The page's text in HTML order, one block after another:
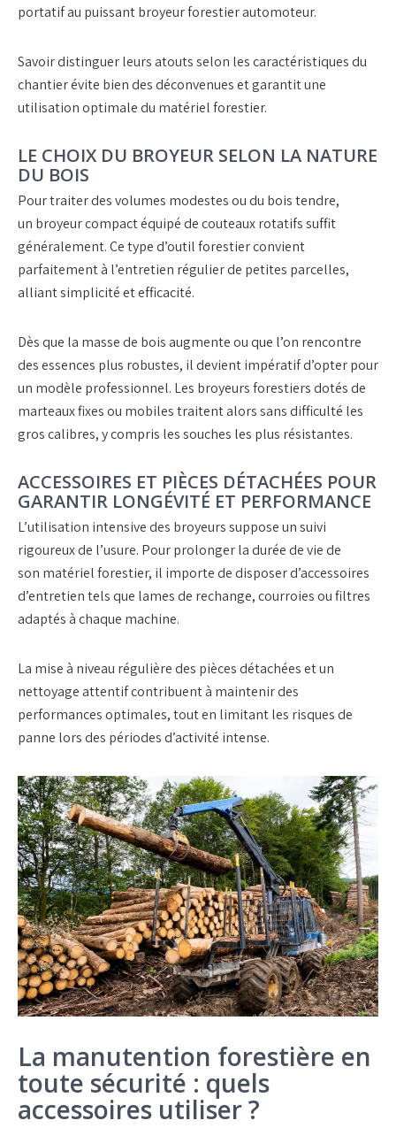
portatifau puissantbroyeur forestier automoteur.
Savoir distinguer leurs atouts selon les caractéristiques du
chantier évite bien des déconvenues et garantit une
utilisation optimale du matériel forestier.
LE CHOIX DU BROYEUR SELON LA NATURE
DU BOIS
Pour traiter des volumes modestes ou du bois tendre,
un broyeur compact équipé de couteaux rotatifssuffit
généralement. Ce type d’outil forestierconvient
parfaitement à l’entretien régulier de petites parcelles,
alliant simplicité et efficacité.
Dès que la masse de bois augmente ou que l’on rencontre
des essences plus robustes, il devient impératif d’opter pour
un modèle professionnel. Les broyeurs forestiers dotés de
marteaux fixes ou mobilestraitent alors sans difficulté les
gros calibres, y compris les souches les plus résistantes.
ACCESSOIRES ET PIÈCES DÉTACHÉES POUR
GARANTIR LONGÉVITÉ ET PERFORMANCE
L’utilisation intensive des broyeurssuppose un suivi
rigoureux de l’usure. Pour prolonger la durée de vie de
son matériel forestier, il importe de disposer d’accessoires
d’entretientels que lames de rechange, courroies ou filtres
adaptés à chaque machine.
La mise à niveau régulière des pièces détachéeset un
nettoyage attentif contribuent à maintenir des
performances optimales, tout en limitant les risques de
panne lors des périodes d’activité intense.
La manutention forestière en
toute sécurité : quels
accessoires utiliser ?